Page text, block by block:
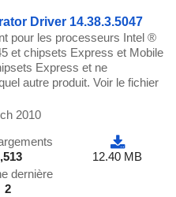
Driver 14.38.3.5047
pour les processeurs Intel ®
et chipsets Express et Mobile
Express et ne
autre produit. Voir le fichier
2010
dernière
2
12.40 MB